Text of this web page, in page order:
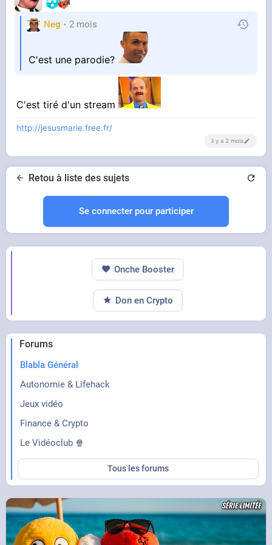
Neg 2 mois
C'est une parodie?
C'est tiré d'un stream
http://jesusmarie.free.fr/
il y a 2 mois
Retou à liste des sujets
Se connecter pour participer
Forums
Blabla Général
Autonomie & Lifehack
Jeux vidéo
Finance & Crypto
Le Vidéoclub 🍿
Tous les forums
Onche Booster
Don en Crypto